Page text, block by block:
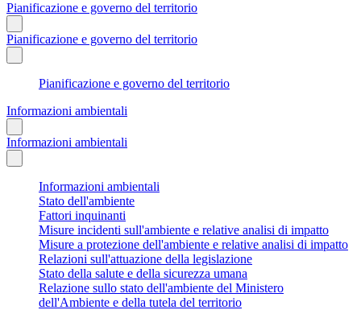
Pianificazione e governo del territorio
Pianificazione e governo del territorio
Pianificazione e governo del territorio
Informazioni ambientali
Informazioni ambientali
Informazioni ambientali
Stato dell'ambiente
Fattori inquinanti
Misure incidenti sull'ambiente e relative analisi di impatto
Misure a protezione dell'ambiente e relative analisi di impatto
Relazioni sull'attuazione della legislazione
Stato della salute e della sicurezza umana
Relazione sullo stato dell'ambiente del Ministero
dell'Ambiente e della tutela del territorio